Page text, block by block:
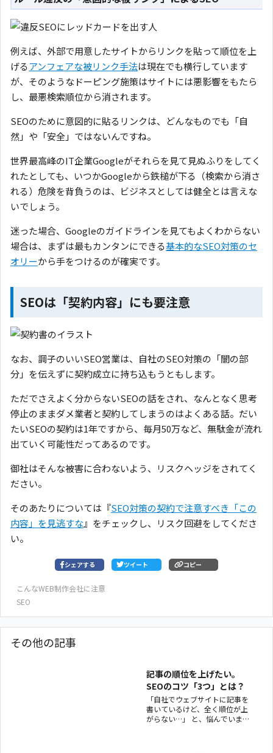
例えば、外部で用意したサイトからリンクを貼って順位を上
げるアンフェアな被リンク手法は現在でも横行しています
が、そのようなドーピング施策はサイトには悪影響をもたら
し、最悪検索順位から消されます。
SEOのために意図的に貼るリンクは、どんなものでも「自
然」や「安全」ではないんですね。
世界最高峰のIT企業Googleがそれらを見て見ぬふりをしてく
れたとしても、いつかGoogleから鉄槌が下る（検索から消さ
れる）危険を背負うのは、ビジネスとしては健全とは言えな
いでしょう。
迷った場合、Googleのガイドラインを見てもよくわからない
場合は、まずは最もカンタンにできる基本的なSEO対策のセ
オリーから手をつけるのが確実です。
SEOは「契約内容」にも要注意
なお、調子のいいSEO営業は、自社のSEO対策の「闇の部
分」を伝えずに契約成立に持ち込もうともします。
ただでさえよく分からないSEOの話をされ、なんとなく思考
停止のままダメ業者と契約してしまうのはよくある話。だい
たいSEOの契約は1年ですから、毎月50万など、無駄金が流れ
出ていく可能性だってあるのです。
御社はそんな被害に合わないよう、リスクヘッジをされてく
ださい。
そのあたりについては『SEO対策の契約で注意すべき「この
内容」を見逃すな』をチェックし、リスク回避をしてくださ
い。
シェアする ツイート コピー
こんなWEB制作会社に注意
SEO
その他の記事
記事の順位を上げたい。
SEOのコツ「3つ」とは？
「自社でウェブサイトに記事を
書いているけど、全く順位が上
がらない…」 と、悩んでいませ